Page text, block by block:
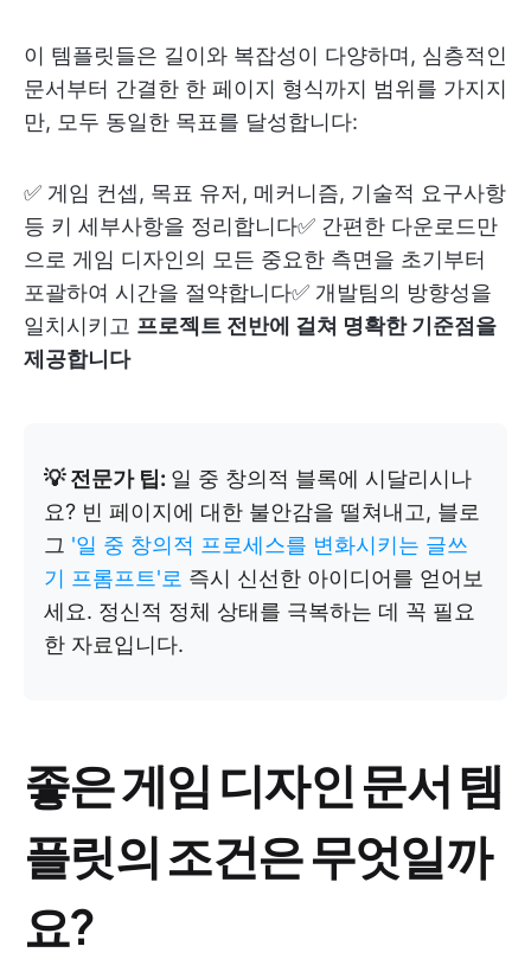
이 템플릿들은 길이와 복잡성이 다양하며, 심층적인
문서부터 간결한 한 페이지 형식까지 범위를 가지지
만, 모두 동일한 목표를 달성합니다:
✅ 게임 컨셉, 목표 유저, 메커니즘, 기술적 요구사항
등 키 세부사항을 정리합니다✅ 간편한 다운로드만
으로 게임 디자인의 모든 중요한 측면을 초기부터
포괄하여 시간을 절약합니다✅ 개발팀의 방향성을
일치시키고 프로젝트 전반에 걸쳐 명확한 기준점을
제공합니다
💡 전문가 팁: 일 중 창의적 블록에 시달리시나
요? 빈 페이지에 대한 불안감을 떨쳐내고, 블로
그 '일 중 창의적 프로세스를 변화시키는 글쓰
기 프롬프트'로 즉시 신선한 아이디어를 얻어보
세요. 정신적 정체 상태를 극복하는 데 꼭 필요
한 자료입니다.
좋은 게임 디자인 문서 템
플릿의 조건은 무엇일까
요?